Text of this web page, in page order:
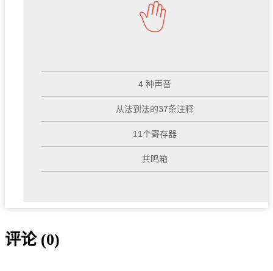
4 种声音
从法到法的37条注释
11个寄存器
共鸣箱
评论 (0)